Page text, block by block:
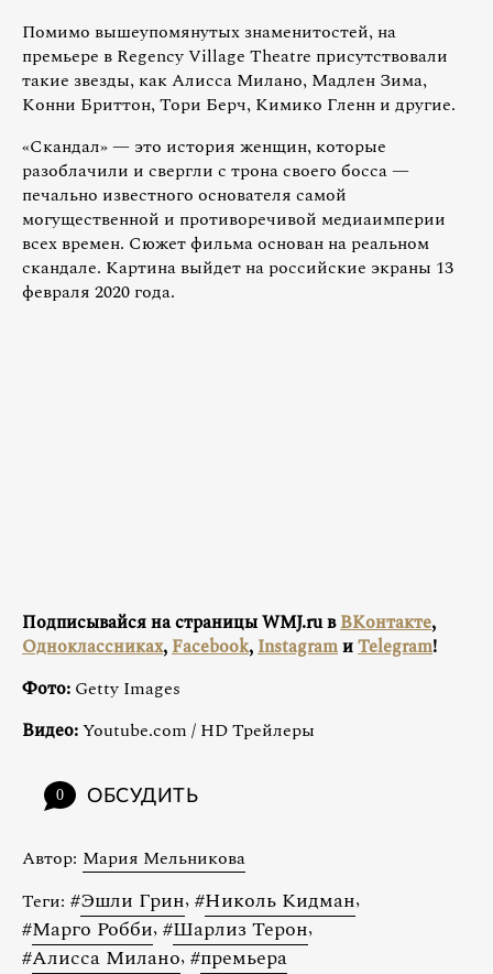
Помимо вышеупомянутых знаменитостей, на
премьере в Regency Village Theatre присутствовали
такие звезды, как Алисса Милано, Мадлен Зима,
Конни Бриттон, Тори Берч, Кимико Гленн и другие.
«Скандал» — это история женщин, которые
разоблачили и свергли с трона своего босса —
печально известного основателя самой
могущественной и противоречивой медиаимперии
всех времен. Сюжет фильма основан на реальном
скандале. Картина выйдет на российские экраны 13
февраля 2020 года.
Подписывайся на страницы WMJ.ru вВКонтакте,
Одноклассниках, Facebook, InstagramиTelegram!
Фото: Getty Images
Видео:Youtube.com / HD Трейлеры
0 ОБСУДИТЬ
Автор: Мария Мельникова
Теги: #Эшли Грин, #Николь Кидман,
#Марго Робби, #Шарлиз Терон,
#Алисса Милано, #премьера